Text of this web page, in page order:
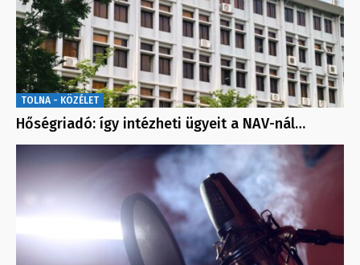
TOLNA - KÖZÉLET
Hőségriadó: így intézheti ügyeit a NAV-nál…